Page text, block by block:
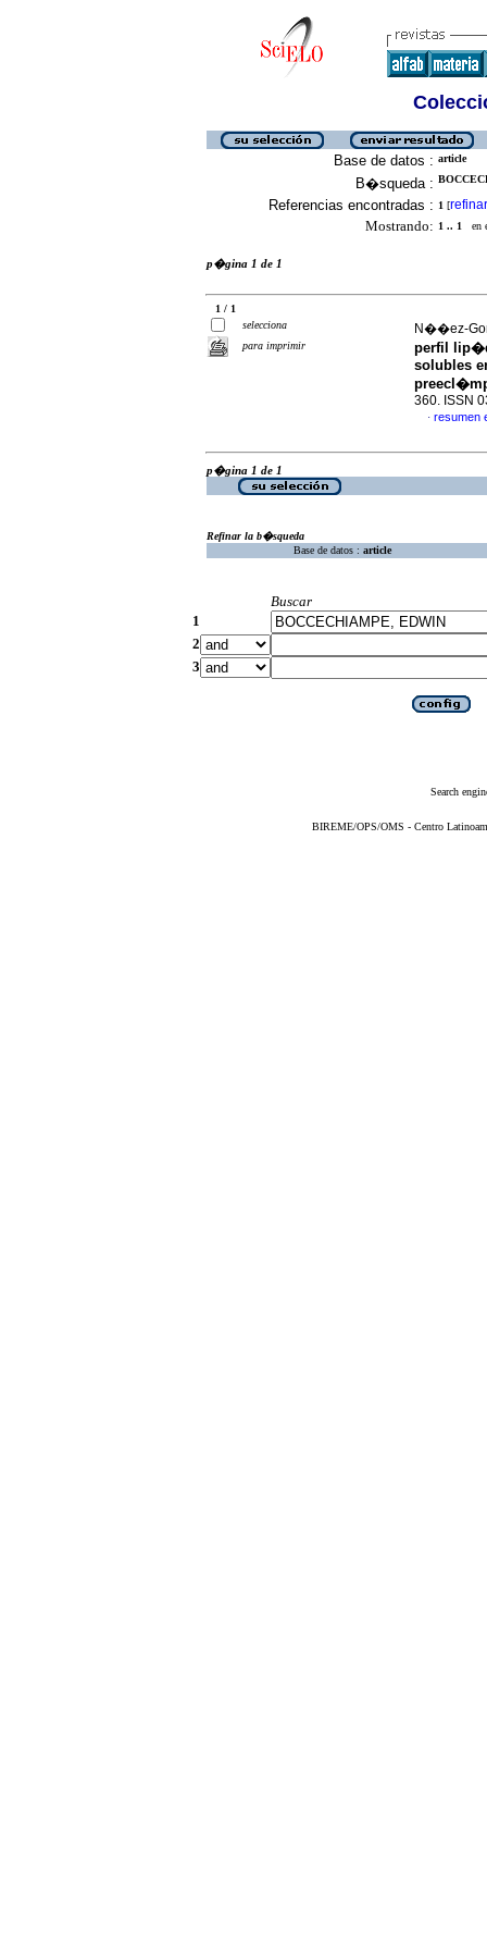
Base de datos : article
B�squeda :
Referencias encontradas : 1 [refinar
Mostrando: 1 .. 1 en
p�gina 1 de 1
1 / 1
selecciona
para imprimir
N��ez-
perfil
solubles
360. ISSN
· resumen
p�gina 1 de 1
Refinar la b�squeda
Base de datos : article
Buscar
1
2
3
Search
BIREME/OPS/OMS - Centro